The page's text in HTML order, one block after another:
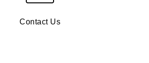
Contact Us